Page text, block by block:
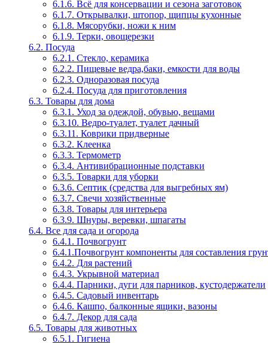
6.1.6. Всё для консервации и сезона заготовок
6.1.7. Открывалки, штопор, щипцы кухонные
6.1.8. Мясорубки, ножи к ним
6.1.9. Терки, овощерезки
6.2. Посуда
6.2.1. Стекло, керамика
6.2.2. Пищевые ведра,баки, емкости для воды
6.2.3. Одноразовая посуда
6.2.4. Посуда для приготовления
6.3. Товары для дома
6.3.1. Уход за одеждой, обувью, вещами
6.3.10. Ведро-туалет, туалет дачный
6.3.11. Коврики придверные
6.3.2. Клеенка
6.3.3. Термометр
6.3.4. Антивибрационные подставки
6.3.5. Товарки для уборки
6.3.6. Септик (средства для выгребных ям)
6.3.7. Свечи хозяйственные
6.3.8. Товары для интерьера
6.3.9. Шнуры, веревки, шпагаты
6.4. Все для сада и огорода
6.4.1. Почвогрунт
6.4.1.Почвогрунт компоненты для составления
6.4.2. Для растений
6.4.3. Укрывной материал
6.4.4. Парники, дуги для парников, кустодержатели
6.4.5. Садовый инвентарь
6.4.6. Кашпо, балконные ящики, вазоны
6.4.7. Декор для сада
6.5. Товары для животных
6.5.1. Гигиена